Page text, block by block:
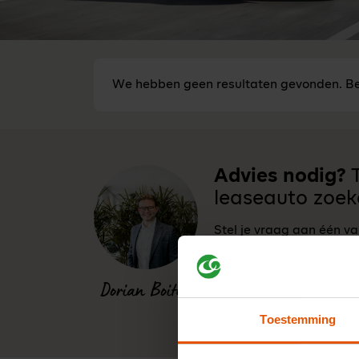
Toestemming
We hebben geen resultaten gevonden.
Dorian Boiten
Advies nodig?
leaseauto
Stel je vraag aan één